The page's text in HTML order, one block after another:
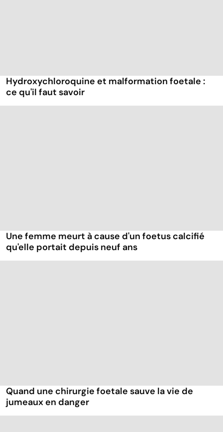
Hydroxychloroquine et malformation foetale :
ce qu'il faut savoir
Une femme meurt à cause d'un foetus calcifié
qu'elle portait depuis neuf ans
Quand une chirurgie foetale sauve la vie de
jumeaux en danger